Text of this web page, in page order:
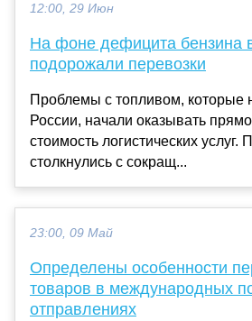
12:00, 29 Июн
На фоне дефицита бензина
подорожали перевозки
Проблемы с топливом, которые
России, начали оказывать
стоимость логистических услуг.
столкнулись с сокращ...
23:00, 09 Май
Определены особенности
товаров в международных
отправлениях